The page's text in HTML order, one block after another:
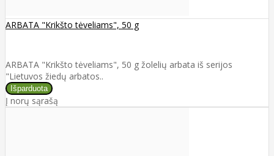
ARBATA "Krikšto tėveliams", 50 g
ARBATA "Krikšto tėveliams", 50 g žolelių arbata iš serijos
"Lietuvos žiedų arbatos..
Į norų sąrašą